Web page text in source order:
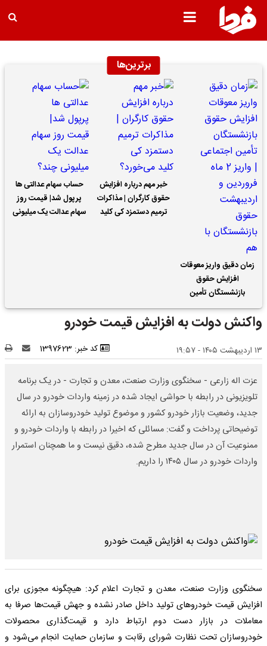
برترین‌ها
زمان دقیق واریز معوقات
افزایش حقوق
بازنشستگان تأمین
اجتماعی | واریز 2 ماه
فروردین و اردیبهشت
حقوق بازنشستگان با هم
خبر مهم درباره افزایش
حقوق کارگران | مذاکرات
ترمیم دستمزد کی کلید
حساب سهام عدالتی ها
پرپول شد| قیمت روز
سهام عدالت یک میلیونی
واکنش دولت به افزایش قیمت خودرو
۱۳ اردیبهشت ۱۴۰۵ - ۱۹:۵۷ کد خبر: 1397623
عزت اله زارعی - سخنگوی وزارت صنعت، معدن و تجارت - در یک برنامه
تلویزیونی در رابطه با حواشی ایجاد شده در زمینه واردات خودرو در سال
جدید، وضعیت بازار خودرو کشور و موضوع تولید خودروسازان به ارائه
توضیحاتی پرداخت و گفت: مسائلی که اخیرا در رابطه با واردات خودرو و
ممنوعیت آن در سال جدید مطرح شده، دقیق نیست و ما همچنان استمرار
واردات خودرو در سال ۱۴۰۵ را داریم.
سخنگوی وزارت صنعت، معدن و تجارت اعلام کرد: هیچگونه مجوزی برای
افزایش قیمت خودروهای تولید داخل صادر نشده و جهش قیمت‌ها صرفا به
معاملات در بازار دست دوم ارتباط دارد و قیمت‌گذاری محصولات
خودروسازان تحت نظارت شورای رقابت و سازمان حمایت انجام می‌شود و